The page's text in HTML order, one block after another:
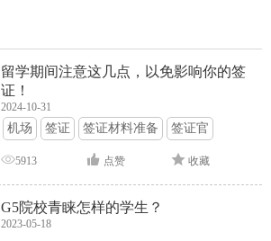
留学期间注意这几点，以免影响你的签
证！
2024-10-31
机场 签证 签证材料准备 签证官
签证面试 签证申请攻略
5913 点赞 收藏
G5院校青睐怎样的学生？
2023-05-18